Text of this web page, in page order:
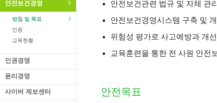
가족회사
건강기능식품
식품ㆍ음료
공산품ㆍ기타
안전보건경영
방침 및 목표
인증
교육현황
인권경영
윤리경영
사이버 제보센터
안전보건관련 법규 및 자체 관
안전보건경영시스템 구축 및
위험성 평가로 사고예방과 개
교육훈련을 통한 전 사원 안전
안전목표